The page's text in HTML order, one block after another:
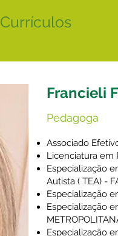
Currículos
Francieli
Pedagoga
Associado
Licenciatura em
Especialização
Autista ( TEA) -
Especialização
Especialização
Especialização